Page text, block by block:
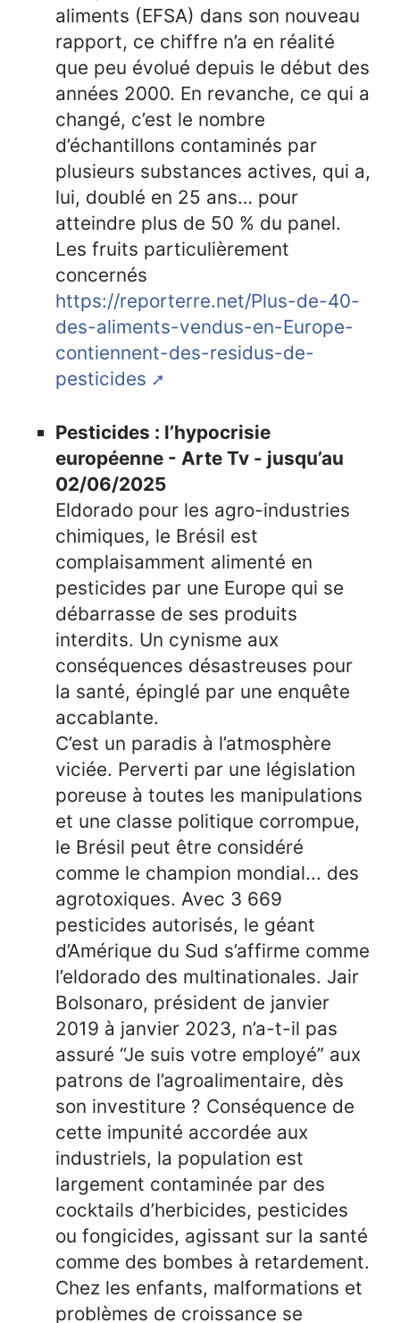
aliments (EFSA) dans son nouveau
rapport, ce chiffre n’a en réalité
que peu évolué depuis le début des
années 2000. En revanche, ce qui a
changé, c’est le nombre
d’échantillons contaminés par
plusieurs substances actives, qui a,
lui, doublé en 25 ans… pour
atteindre plus de 50 % du panel.
Les fruits particulièrement
concernés
https://reporterre.net/Plus-de-40-
des-aliments-vendus-en-Europe-
contiennent-des-residus-de-
pesticides
Pesticides : l’hypocrisie
européenne - Arte Tv - jusqu’au
02/06/2025
Eldorado pour les agro-industries
chimiques, le Brésil est
complaisamment alimenté en
pesticides par une Europe qui se
débarrasse de ses produits
interdits. Un cynisme aux
conséquences désastreuses pour
la santé, épinglé par une enquête
accablante.
C’est un paradis à l’atmosphère
viciée. Perverti par une législation
poreuse à toutes les manipulations
et une classe politique corrompue,
le Brésil peut être considéré
comme le champion mondial... des
agrotoxiques. Avec 3 669
pesticides autorisés, le géant
d’Amérique du Sud s’affirme comme
l’eldorado des multinationales. Jair
Bolsonaro, président de janvier
2019 à janvier 2023, n’a-t-il pas
assuré “Je suis votre employé” aux
patrons de l’agroalimentaire, dès
son investiture ? Conséquence de
cette impunité accordée aux
industriels, la population est
largement contaminée par des
cocktails d’herbicides, pesticides
ou fongicides, agissant sur la santé
comme des bombes à retardement.
Chez les enfants, malformations et
problèmes de croissance se